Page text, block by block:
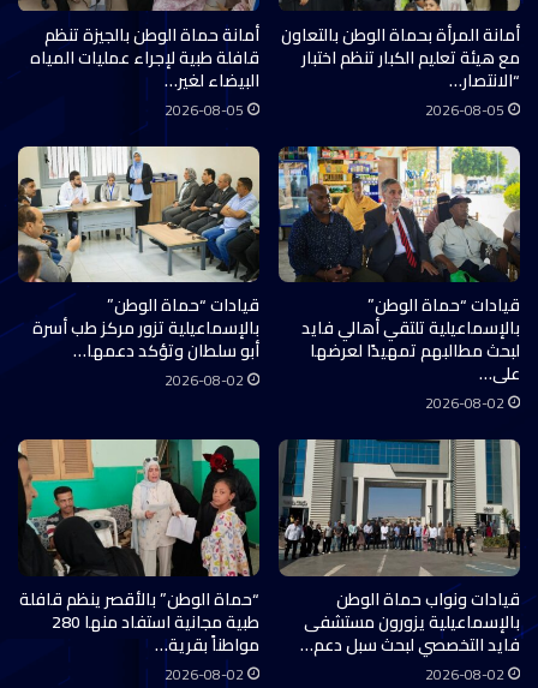
أمانة المرأة بحماة الوطن بالتعاون
مع هيئة تعليم الكبار تنظم اختبار
“الانتصار…
2026-08-05
أمانة حماة الوطن بالجيزة تنظم
قافلة طبية لإجراء عمليات المياه
البيضاء لغير…
2026-08-05
قيادات “حماة الوطن”
بالإسماعيلية تلتقي أهالي فايد
لبحث مطالبهم تمهيدًا لعرضها
على…
2026-08-02
قيادات “حماة الوطن”
بالإسماعيلية تزور مركز طب أسرة
أبو سلطان وتؤكد دعمها…
2026-08-02
قيادات ونواب حماة الوطن
بالإسماعيلية يزورون مستشفى
فايد التخصصي لبحث سبل دعم…
2026-08-02
“حماة الوطن” بالأقصر ينظم قافلة
طبية مجانية استفاد منها 280
مواطناً بقرية…
2026-08-02